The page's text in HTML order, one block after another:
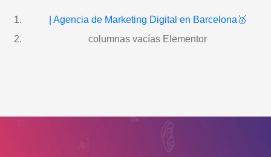
| Agencia de Marketing Digital en Barcelona🥇
columnas vacías Elementor